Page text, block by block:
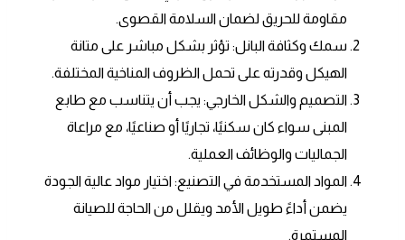
مقاومة للحريق لضمان السلامة القصوى.
سمك وكثافة البانل: تؤثر بشكل مباشر على متانة
الهيكل وقدرته على تحمل الظروف المناخية المختلفة.
التصميم والشكل الخارجي: يجب أن يتناسب مع طابع
المبنى سواء كان سكنيًا، تجاريًا أو صناعيًا، مع مراعاة
الجماليات والوظائف العملية.
المواد المستخدمة في التصنيع: اختيار مواد عالية الجودة
يضمن أداءً طويل الأمد ويقلل من الحاجة للصيانة
المستمرة.